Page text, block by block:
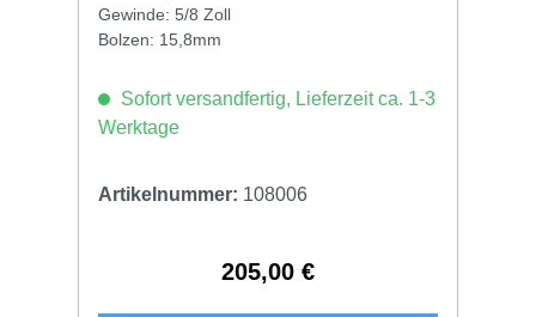
Gewinde: 5/8 Zoll
Bolzen: 15,8mm
Sofort versandfertig, Lieferzeit ca. 1-3
Werktage
Artikelnummer: 108006
Regulärer Preis:
205,00 €